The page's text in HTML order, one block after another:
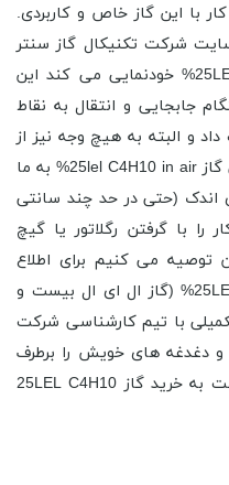
با این گاز خاص و کاربردی.
شرکت تکنیکال گاز سنتر
در مورد ایمنی گاز 25LEL C4H10 in Air% خودنمایی می کند این
جابجایی و انتقال به نقاط
و البته به هیچ وجه نیز از
بستن زنجیر گاری غافل نشوید. ایمنی گاز 25lel C4H10 in air% به ما
اندک (حتی در حد چند سانتی
با گرفتن رگلاتور یا گیچ
توصیه می کنیم برای اطلاع
یافتن از ایمنی گاز 25LEL C4H10 in Air% (گاز ال ای ال بیست و
با تیم کارشناسی شرکت
و دغدغه های خویش را برطرف
سازید تا با اطمینان خاطر کامل نسبت به خرید گاز 25LEL C4H10